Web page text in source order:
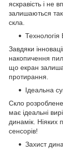
яскравість і не
залишаються
скла.
Завдяки
накопичення
що екран
протирання.
Ідеальна
Скло
має ідеальні
динамік. Ніяких
сенсорів!
Захист